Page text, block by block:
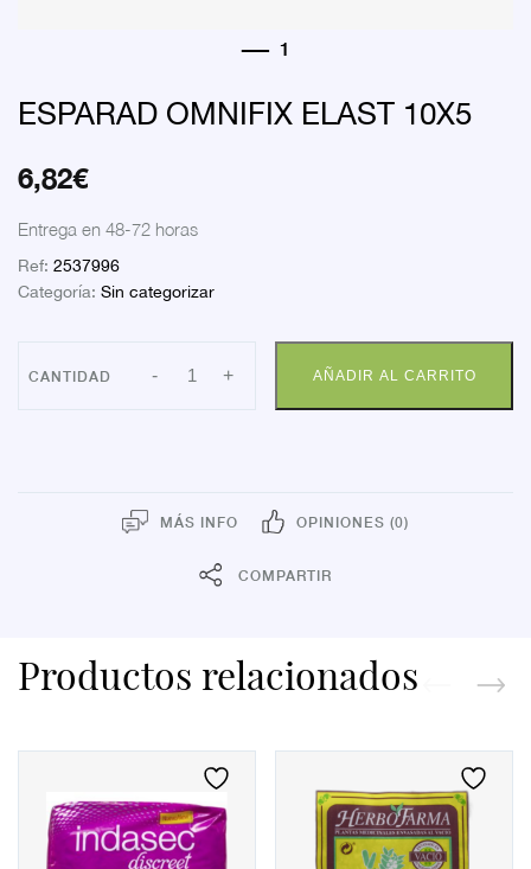
ESPARAD OMNIFIX ELAST 10X5
6,82€
Entrega en 48-72 horas
Ref: 2537996
Categoría: Sin categorizar
- ESPARAD
OMNIFIX
+ AÑADIR AL CARRITO
MÁS INFO OPINIONES (0)
COMPARTIR
Productos relacionados